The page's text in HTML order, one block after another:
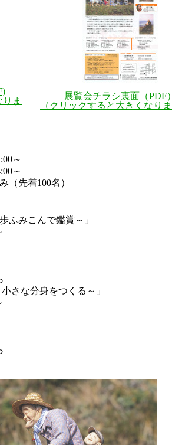
ま
展覧会チラシ裏面（PDF）
（クリックすると大きくなりま
～
～
（先着100名）
ふみこんで鑑賞～」
さな分身をつくる～」